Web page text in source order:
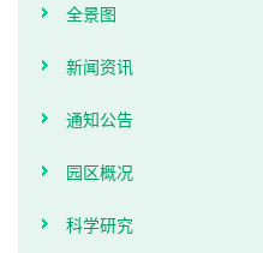
全景图
新闻资讯
通知公告
园区概况
科学研究